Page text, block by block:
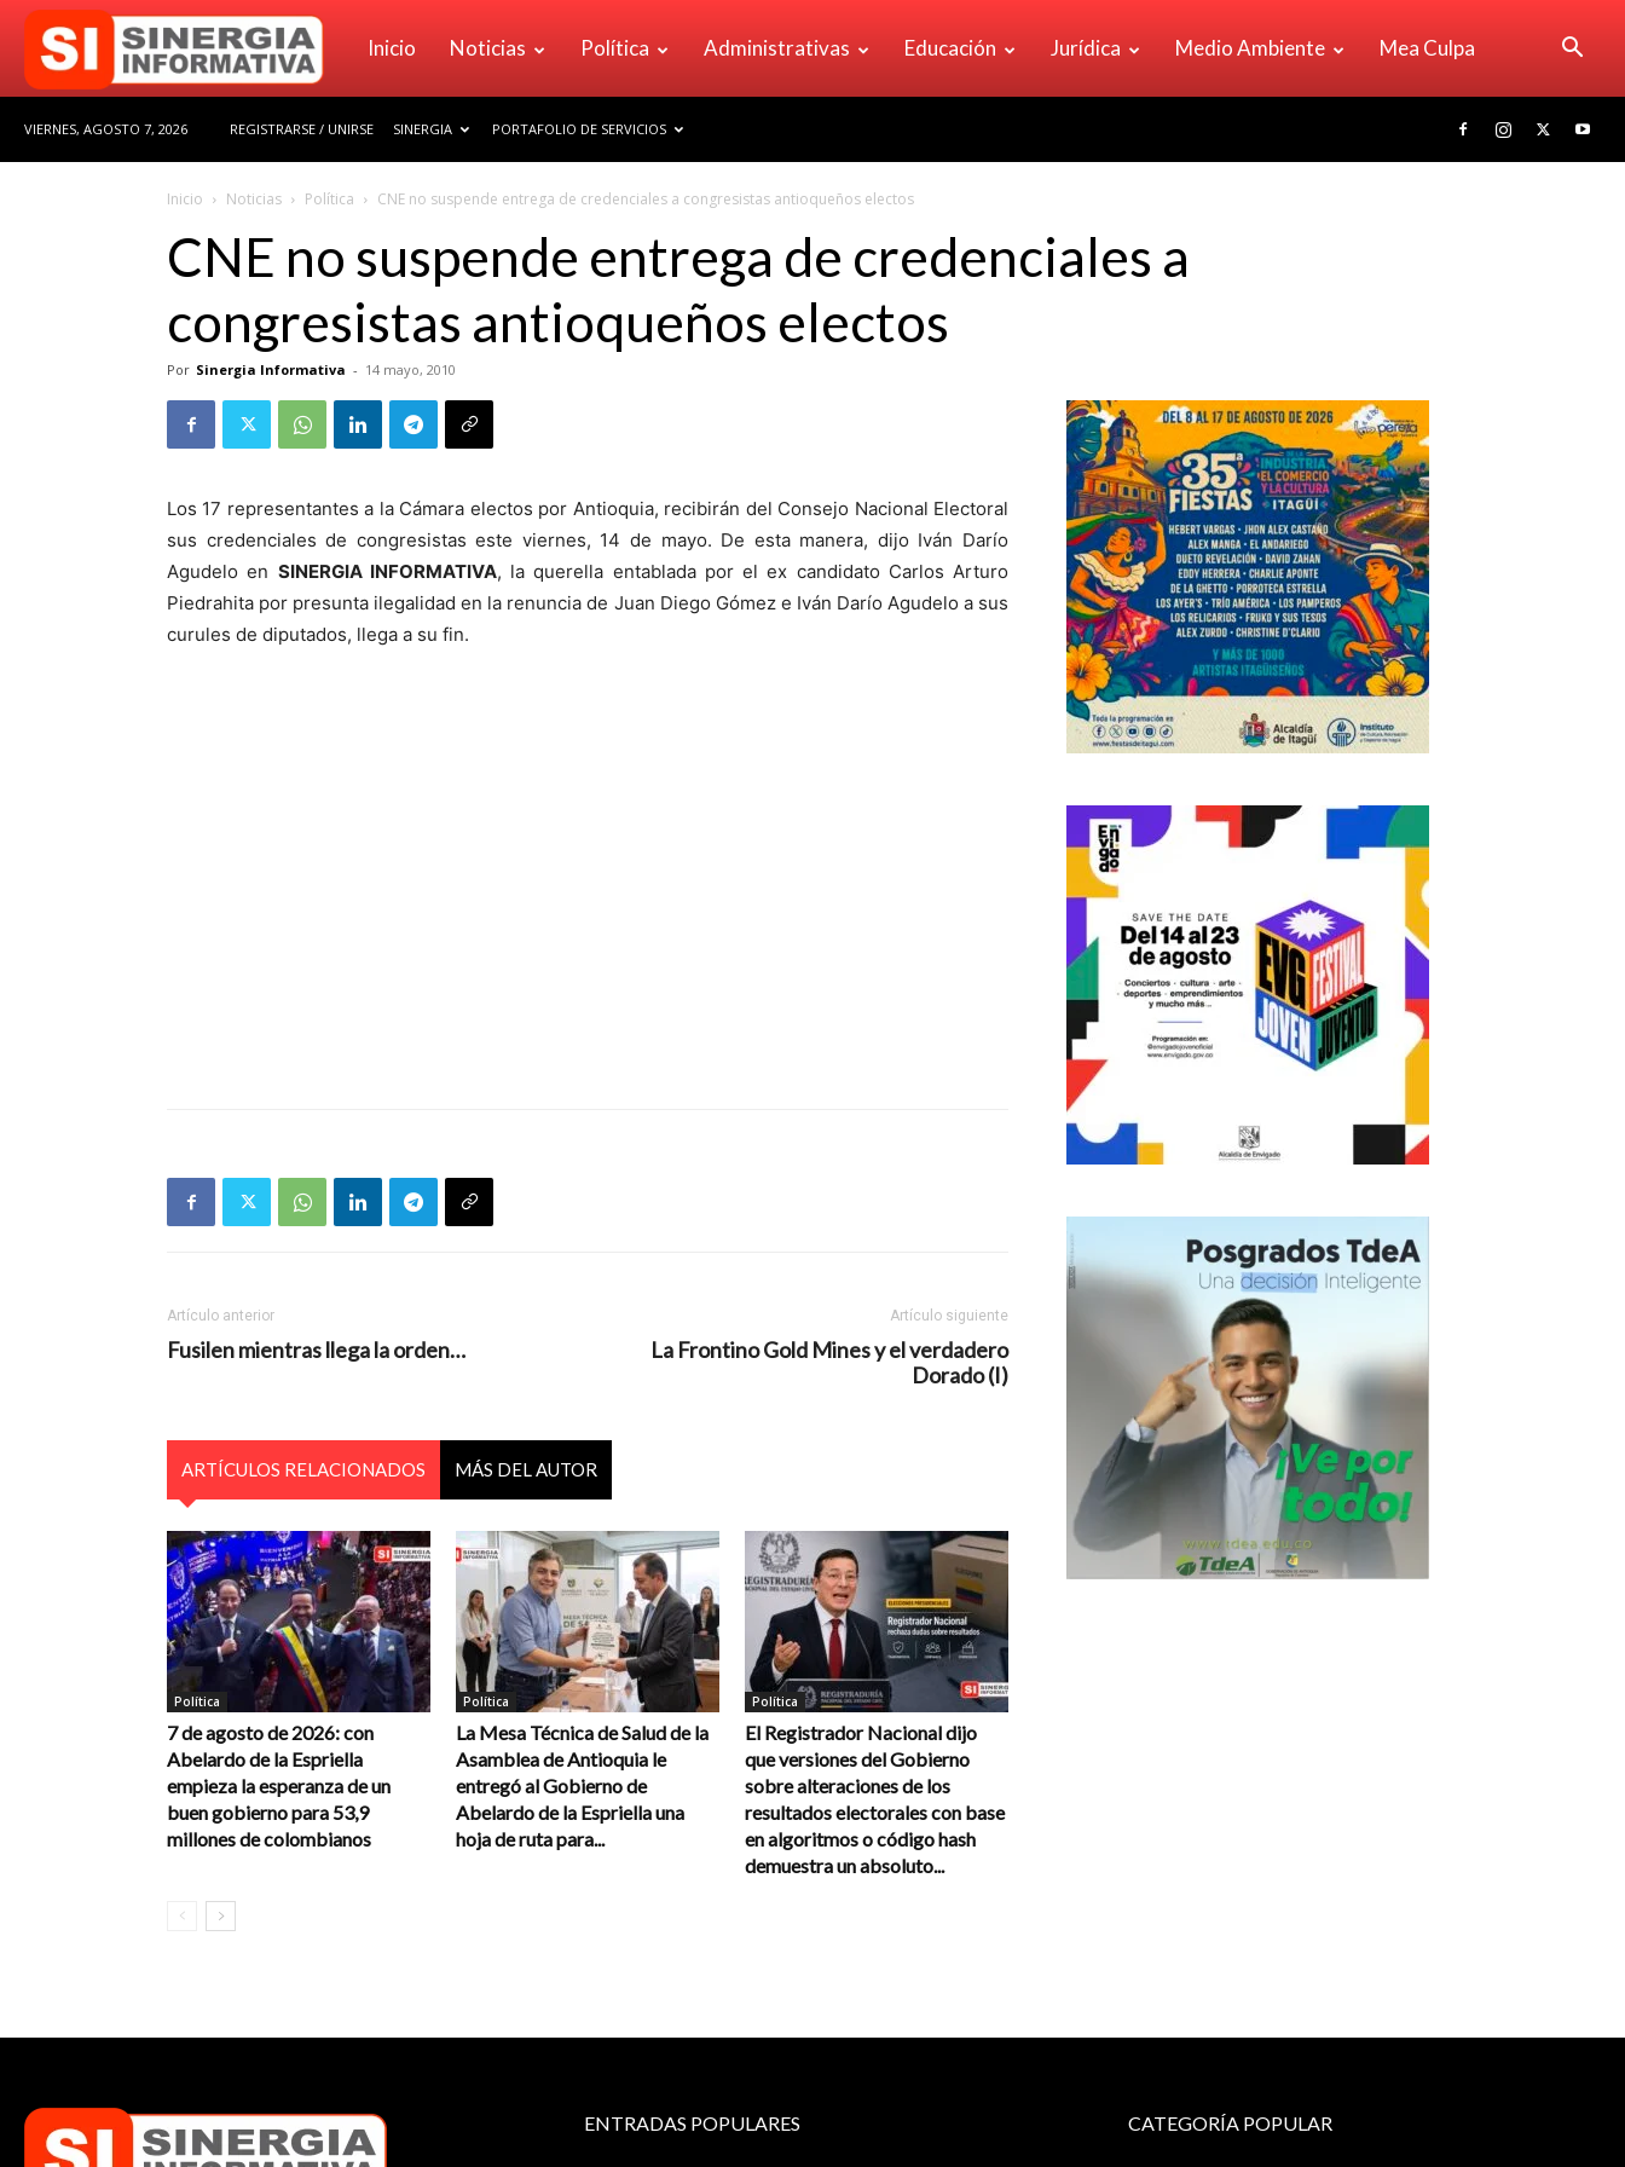
Sinergia
Inicio Noticias Política Administrativas Educación Jurídica Medio Ambiente Mea Culpa
VIERNES, AGOSTO 7, 2026 REGISTRARSE / UNIRSE SINERGIA PORTAFOLIO DE SERVICIOS
Inicio Noticias Política CNE no suspende entrega de credenciales a congresistas antioqueños electos
CNE no suspende entrega de credenciales a
congresistas antioqueños electos
Por Sinergia Informativa - 14 mayo, 2010
Los 17 representantes a la Cámara electos por Antioquia, recibirán del Consejo Nacional Electoral
sus credenciales de congresistas este viernes, 14 de mayo. De esta manera, dijo Iván Darío
Agudelo en SINERGIA INFORMATIVA, la querella entablada por el ex candidato Carlos Arturo
Piedrahita por presunta ilegalidad en la renuncia de Juan Diego Gómez e Iván Darío Agudelo a sus
curules de diputados, llega a su fin.
Artículo anterior
Fusilen mientras llega la orden…
Artículo siguiente
La Frontino Gold Mines y el verdadero
Dorado (I)
ARTÍCULOS RELACIONADOS MÁS DEL AUTOR
Política
7 de agosto de 2026: con
Abelardo de la Espriella
empieza la esperanza de un
buen gobierno para 53,9
millones de colombianos
Política
La Mesa Técnica de Salud de la
Asamblea de Antioquia le
entregó al Gobierno de
Abelardo de la Espriella una
hoja de ruta para...
Política
El Registrador Nacional dijo
que versiones del Gobierno
sobre alteraciones de los
resultados electorales con base
en algoritmos o código hash
demuestra un absoluto...
ENTRADAS POPULARES CATEGORÍA POPULAR